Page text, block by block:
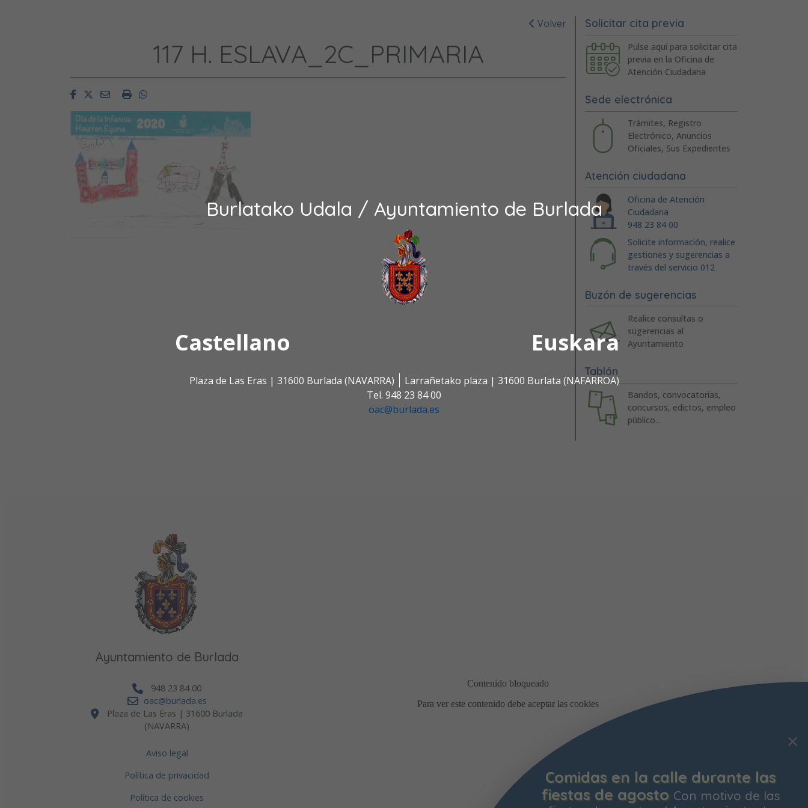
Burlatako Udala / Ayuntamiento de Burlada
Castellano Euskara
Plaza de Las Eras | 31600 Burlada (NAVARRA)
Larrañetako plaza | 31600 Burlata (NAFARROA)
Tel. 948 23 84 00
oac@burlada.es
Comidas en la calle durante las
fiestas de agosto Con motivo de las
Volver
117 H. ESLAVA_2C_PRIMARIA
FacebookTwitterEmailImprimirWhatsapp
Solicitar cita previa
Pulse aquí para solicitar cita
previa en la Oficina de
Atención Ciudadana
Sede electrónica
Trámites, Registro
Electrónico, Anuncios
Oficiales, Sus Expedientes
Atención ciudadana
Oficina de Atención
Ciudadana
948 23 84 00
Solicite información, realice
gestiones y sugerencias a
través del servicio 012
Buzón de sugerencias
Realice consultas o
sugerencias al
Ayuntamiento
Tablón
Bandos, convocatorias,
concursos, edictos, empleo
público...
Ayuntamiento de Burlada
948 23 84 00
oac@burlada.es
Plaza de Las Eras | 31600 Burlada
(NAVARRA)
Aviso legal
Política de privacidad
Política de cookies